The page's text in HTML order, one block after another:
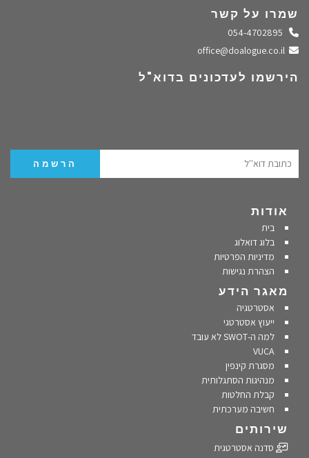
שמרו על קשר
התקשרו אלינו
שלחו מייל
הירשמו לעדכונים בדוא"ל
אודות
בית
בלוג דואלוג
מדיניות הפרטיות
הצהרת נגישות
מאגר הידע
אסטרטגיה
ייעוץ אסטרטגי
למה ה-SWOT לא עובד
VUCA
מסגרת קינפין
מנהיגות הסתגלותית
קבלת החלטות
חשיבה מערכתית
שירותים
סדנה אסטרטגית